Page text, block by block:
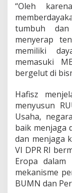
“Oleh
tumbuh
menyerap
memiliki
memasuki
bergelut di
Hafisz
menyusun
Usaha,
baik menjaga
dan menjaga
VI DPR RI
Eropa
mekanisme
BUMN dan